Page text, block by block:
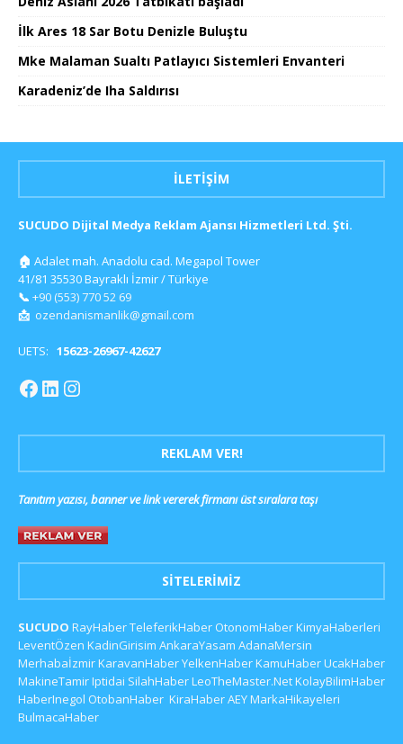
İlk Ares 18 Sar Botu Denizle Buluştu
Mke Malaman Sualtı Patlayıcı Sistemleri Envanteri
Karadeniz’de Iha Saldırısı
İLETIŞIM
SUCUDO Dijital Medya Reklam Ajansı Hizmetleri Ltd. Şti.
🏠 Adalet mah. Anadolu cad. Megapol Tower
41/81 35530 Bayraklı İzmir / Türkiye
📞 +90 (553) 770 52 69
📩 ozendanismanlik@gmail.com
UETS: 15623-26967-42627
REKLAM VER!
Tanıtım yazısı, banner ve link vererek firmanı üst sıralara taşı
SITELERIMIZ
SUCUDO RayHaberTeleferikHaber OtonomHaberKimyaHaberleri
LeventÖzen KadinGirisim AnkaraYasam AdanaMersin
MerhabaİzmirKaravanHaberYelkenHaberKamuHaberUcakHaber
MakineTamirIptidai SilahHaberLeoTheMaster.NetKolayBilimHaber
HaberInegol OtobanHaber KiraHaberAEYMarkaHikayeleri
BulmacaHaber